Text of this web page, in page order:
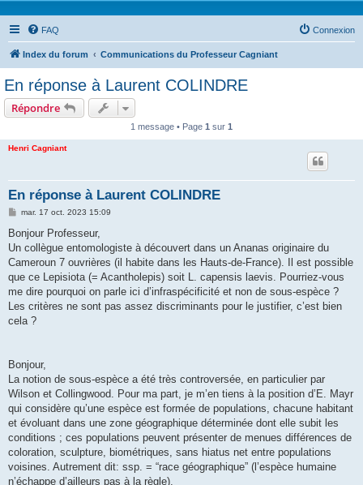
FAQ Connexion
Index du forum Communications du Professeur Cagniant
En réponse à Laurent COLINDRE
Répondre
1 message • Page 1 sur 1
Henri Cagniant
En réponse à Laurent COLINDRE
M
s
a
g
mar. 17 oct. 2023 15:09
Bonjour Professeur,
Un collègue entomologiste à découvert dans un Ananas originaire du
Cameroun 7 ouvrières (il habite dans les Hauts-de-France). Il est possible
que ce Lepisiota (= Acantholepis) soit L. capensis laevis. Pourriez-vous
me dire pourquoi on parle ici d’infraspécificité et non de sous-espèce ?
Les critères ne sont pas assez discriminants pour le justifier, c’est bien
cela ?
Bonjour,
La notion de sous-espèce a été très controversée, en particulier par
Wilson et Collingwood. Pour ma part, je m’en tiens à la position d’E. Mayr
qui considère qu’une espèce est formée de populations, chacune habitant
et évoluant dans une zone géographique déterminée dont elle subit les
conditions ; ces populations peuvent présenter de menues différences de
coloration, sculpture, biométriques, sans hiatus net entre populations
voisines. Autrement dit: ssp. = “race géographique” (l’espèce humaine
n’échappe d’ailleurs pas à la règle).